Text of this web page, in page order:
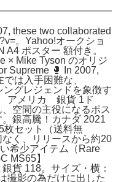
these two collaborated
。Yahoo!オークショ
A4 ポスター 額付き。
× Mike Tyson のオリジ
Supreme 🥊 In 2007,
は入手困難な、
グレジェンドを象徴す
アメリカ 銀貨 1ド
空間の主役になるポス
銀高騰！カナダ 2021
セット（送料無
く、リリースから約20
希少アイテム（Rare
MS65】
貨 118。サイズ・横：
撮影の為だけに出した